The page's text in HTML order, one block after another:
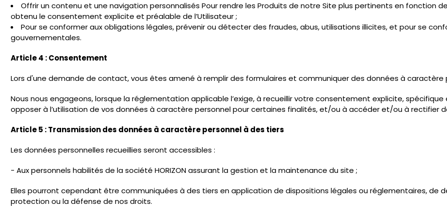
Offrir un contenu et une navigation personnalisés Pour rendre les Produits de notre Site plus pertinents en fonction
obtenu le consentement explicite et préalable de l’Utilisateur ;
Pour se conformer aux obligations légales, prévenir ou détecter des fraudes, abus, utilisations illicites, et pour se
gouvernementales.
Article 4 : Consentement
Lors d'une demande de contact, vous êtes amené à remplir des formulaires et communiquer des données à caractère
Nous nous engageons, lorsque la réglementation applicable l’exige, à recueillir votre consentement explicite,
opposer à l’utilisation de vos données à caractère personnel pour certaines finalités, et/ou à accéder et/ou à rectifier
Article 5 : Transmission des données à caractère personnel à des tiers
Les données personnelles recueillies seront accessibles :
- Aux personnels habilités de la société HORIZON assurant la gestion et la maintenance du site ;
Elles pourront cependant être communiquées à des tiers en application de dispositions légales ou réglementaires, de
protection ou la défense de nos droits.